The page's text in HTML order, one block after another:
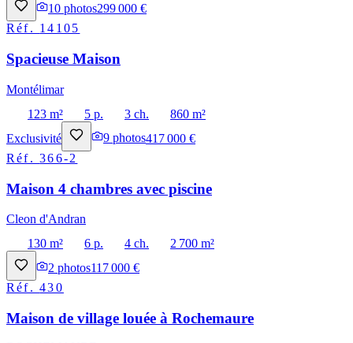
10 photos299 000 €
Réf. 14105
Spacieuse Maison
Montélimar
123 m²
5 p. 3 ch.
860 m²
Exclusivité
9 photos417 000 €
Réf.366-2
Maison 4 chambres avec piscine
Cleon d'Andran
130 m²
6 p. 4 ch.
2 700 m²
2 photos117 000 €
Réf.430
Maison de village louée à Rochemaure